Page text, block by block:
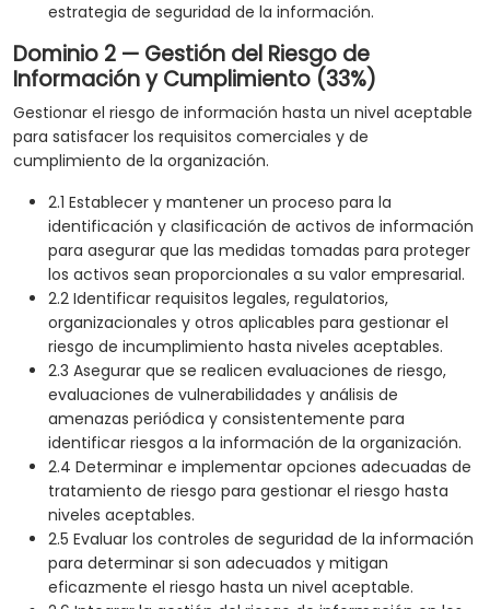
estrategia de seguridad de la información.
Dominio 2 — Gestión del Riesgo de
Información y Cumplimiento (33%)
Gestionar el riesgo de información hasta un nivel aceptable
para satisfacer los requisitos comerciales y de
cumplimiento de la organización.
2.1 Establecer y mantener un proceso para la
identificación y clasificación de activos de información
para asegurar que las medidas tomadas para proteger
los activos sean proporcionales a su valor empresarial.
2.2 Identificar requisitos legales, regulatorios,
organizacionales y otros aplicables para gestionar el
riesgo de incumplimiento hasta niveles aceptables.
2.3 Asegurar que se realicen evaluaciones de riesgo,
evaluaciones de vulnerabilidades y análisis de
amenazas periódica y consistentemente para
identificar riesgos a la información de la organización.
2.4 Determinar e implementar opciones adecuadas de
tratamiento de riesgo para gestionar el riesgo hasta
niveles aceptables.
2.5 Evaluar los controles de seguridad de la información
para determinar si son adecuados y mitigan
eficazmente el riesgo hasta un nivel aceptable.